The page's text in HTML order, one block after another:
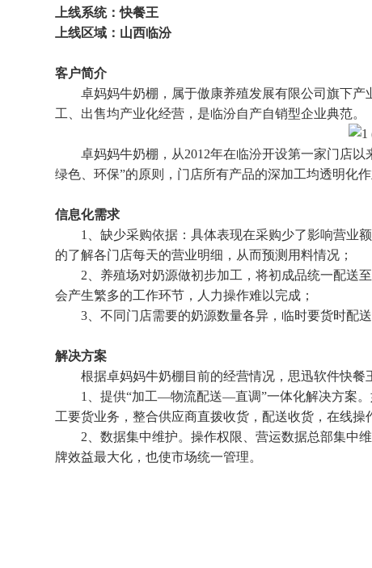
上线系统：快餐王
上线区域：山西临汾
客户简介
卓妈妈牛奶棚，属于傲康养殖发展有限公司旗下产
工、出售均产业化经营，是临汾自产自销型企业典范。
卓妈妈牛奶棚，从2012年在临汾开设第一家门店以
绿色、环保”的原则，门店所有产品的深加工均透明化
信息化需求
1、缺少采购依据：具体表现在采购少了影响营业额
的了解各门店每天的营业明细，从而预测用料情况；
2、养殖场对奶源做初步加工，将初成品统一配送至
会产生繁多的工作环节，人力操作难以完成；
3、不同门店需要的奶源数量各异，临时要货时配送
解决方案
根据卓妈妈牛奶棚目前的经营情况，思迅软件快餐
1、提供“加工—物流配送—直调”一体化解决方案。
工要货业务，整合供应商直拨收货，配送收货，在线操
2、数据集中维护。操作权限、营运数据总部集中维
牌效益最大化，也使市场统一管理。